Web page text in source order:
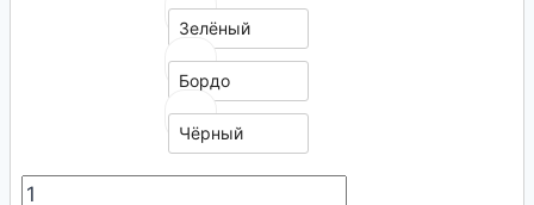
Зелёный
Бордо
Чёрный
Количество